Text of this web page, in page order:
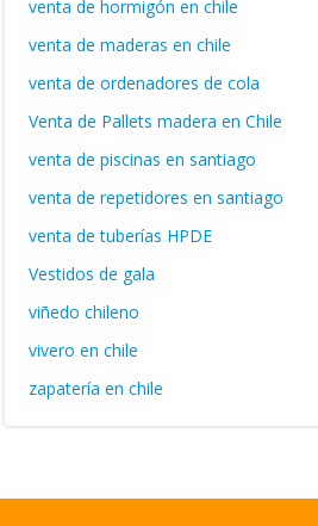
venta de hormigón en chile
venta de maderas en chile
venta de ordenadores de cola
Venta de Pallets madera en Chile
venta de piscinas en santiago
venta de repetidores en santiago
venta de tuberías HPDE
Vestidos de gala
viñedo chileno
vivero en chile
zapatería en chile